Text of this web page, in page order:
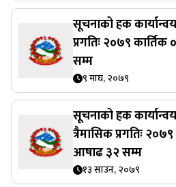
सूचनाको हक
प्रगतिः २०७९
सम्म
९ माघ, २०७९
सूचनाको हक
त्रैमासिक प्रगतिः
आषाढ ३२ सम्म
१३ साउन, २०७९